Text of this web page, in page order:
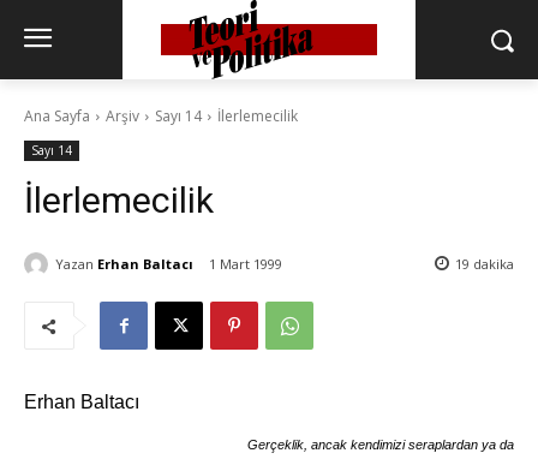
Ana Sayfa Arşiv Sayı 14 İlerlemecilik
Sayı 14
İlerlemecilik
Yazan Erhan Baltacı 1 Mart 1999 19 dakika
Erhan Baltacı
Gerçeklik, ancak kendimizi seraplardan ya da